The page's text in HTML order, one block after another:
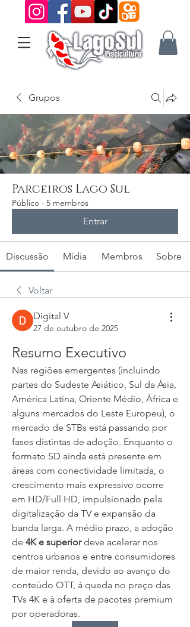
Grupos
Parceiros Lago Sul
Público · 5 membros
Entrar
Discussão Mídia Membros Sobre
Voltar
Digital V
27 de outubro de 2025
Resumo Executivo
Nas regiões emergentes (incluindo
partes do Sudeste Asiático, Sul da Ásia,
América Latina, Oriente Médio, África e
alguns mercados do Leste Europeu), o
mercado de STBs está passando por
fases distintas de adoção. Enquanto o
formato SD ainda está presente em
áreas com conectividade limitada, o
crescimento mais expressivo ocorre
em HD/Full HD, impulsionado pela
digitalização da TV e expansão da
banda larga. A médio prazo, a adoção
de 4K e superior deve acelerar nos
centros urbanos e entre consumidores
de maior renda, devido ao avanço do
conteúdo OTT, à queda no preço das
TVs 4K e à oferta de pacotes premium
por operadoras.